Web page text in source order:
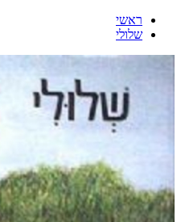
ראשי
שלולי